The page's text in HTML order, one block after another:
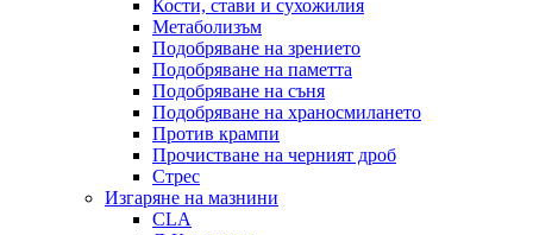
Кости, стави и сухожилия
Метаболизъм
Подобряване на зрението
Подобряване на паметта
Подобряване на съня
Подобряване на храносмилането
Против крампи
Прочистване на черният дроб
Стрес
Изгаряне на мазнини
CLA